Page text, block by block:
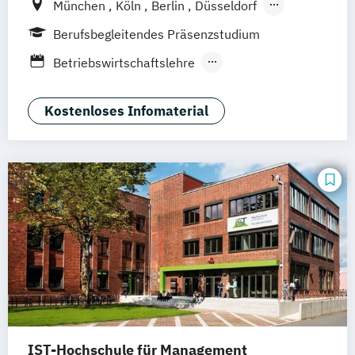
München Köln Berlin
Düsseldorf
Frankfurt
Hamburg Idstein
Wiesbaden
Hannover
Dortmund Erfurt
Braunschweig
Berufsbegleitendes Präsenzstudium
Betriebswirtschaftslehre
Marketing
Kostenloses Infomaterial
IST-Hochschule für Management